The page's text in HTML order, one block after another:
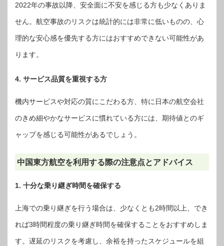
2022年の事故以降、安全面に不安を感じる方も少なくありま
せん。航空事故のリスクは統計的には非常に低いものの、心
理的な安心感を優先する方にはおすすめできない可能性があ
ります。
4. サービス品質を重視する方
機内サービスや対応の質にこだわる方、特に日本の航空会社
のきめ細やかなサービスに慣れている方には、期待値とのギ
ャップを感じる可能性があるでしょう。
中国東方航空を利用する際の注意点とアドバイス
1. 十分な乗り継ぎ時間を確保する
上海での乗り継ぎを行う場合は、少なくとも2時間以上、でき
れば3時間程度の乗り継ぎ時間を確保することをおすすめしま
す。遅延のリスクを考慮し、余裕を持ったスケジュールを組